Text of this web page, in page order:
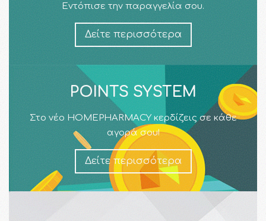
Εντόπισε την παραγγελία σου.
Δείτε περισσότερα
POINTS SYSTEM
Στο νέο HOMEPHARMACY κερδίζεις σε κάθε
αγορά σου!
Δείτε περισσότερα